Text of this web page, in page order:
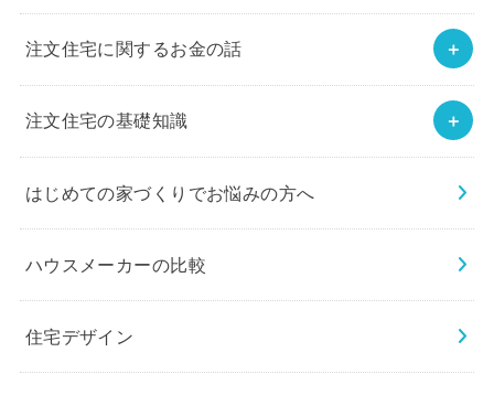
注文住宅に関するお金の話
注文住宅の基礎知識
はじめての家づくりでお悩みの方へ
ハウスメーカーの比較
住宅デザイン